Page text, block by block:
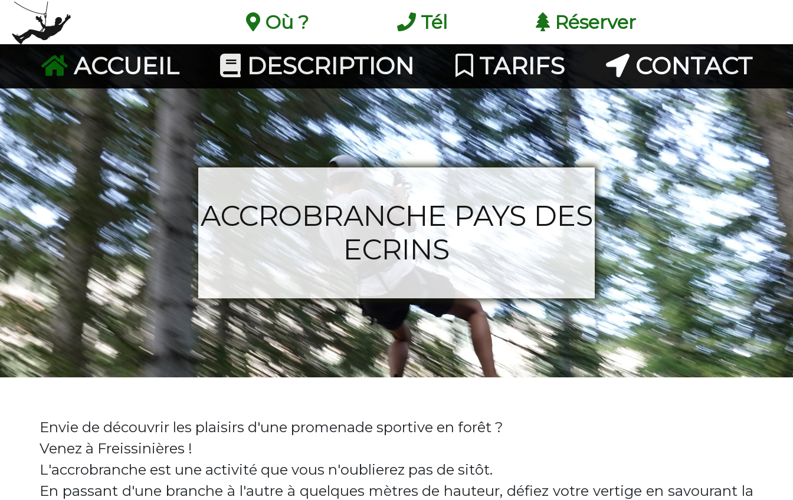
Où ? Tél Réserver
ACCUEIL DESCRIPTION TARIFS CONTACT
ACCROBRANCHE PAYS DES
ECRINS
Envie de découvrir les plaisirs d'une promenade sportive en forêt ?
Venez à Freissinières !
L'accrobranche est une activité que vous n'oublierez pas de sitôt.
En passant d'une branche à l'autre à quelques mètres de hauteur, défiez votre vertige en savourant la